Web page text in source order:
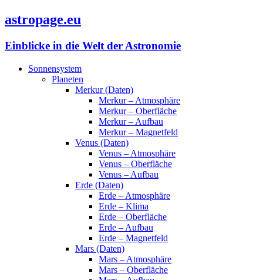
astropage.eu
Einblicke in die Welt der Astronomie
Sonnensystem
Planeten
Merkur (Daten)
Merkur – Atmosphäre
Merkur – Oberfläche
Merkur – Aufbau
Merkur – Magnetfeld
Venus (Daten)
Venus – Atmosphäre
Venus – Oberfläche
Venus – Aufbau
Erde (Daten)
Erde – Atmosphäre
Erde – Klima
Erde – Oberfläche
Erde – Aufbau
Erde – Magnetfeld
Mars (Daten)
Mars – Atmosphäre
Mars – Oberfläche